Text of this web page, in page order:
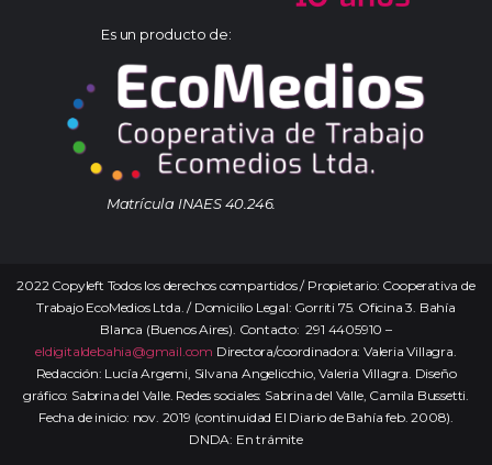
Es un producto de:
Matrícula INAES 40.246.
2022 Copyleft Todos los derechos compartidos / Propietario: Cooperativa de
Trabajo EcoMedios Ltda. / Domicilio Legal: Gorriti 75. Oficina 3. Bahía
Blanca (Buenos Aires). Contacto: 291 4405910 –
eldigitaldebahia@gmail.com Directora/coordinadora: Valeria Villagra.
Redacción: Lucía Argemi, Silvana Angelicchio, Valeria Villagra. Diseño
gráfico: Sabrina del Valle. Redes sociales: Sabrina del Valle, Camila Bussetti.
Fecha de inicio: nov. 2019 (continuidad El Diario de Bahía feb. 2008).
DNDA: En trámite